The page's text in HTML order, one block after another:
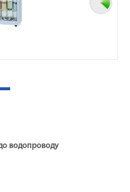
водопроводу